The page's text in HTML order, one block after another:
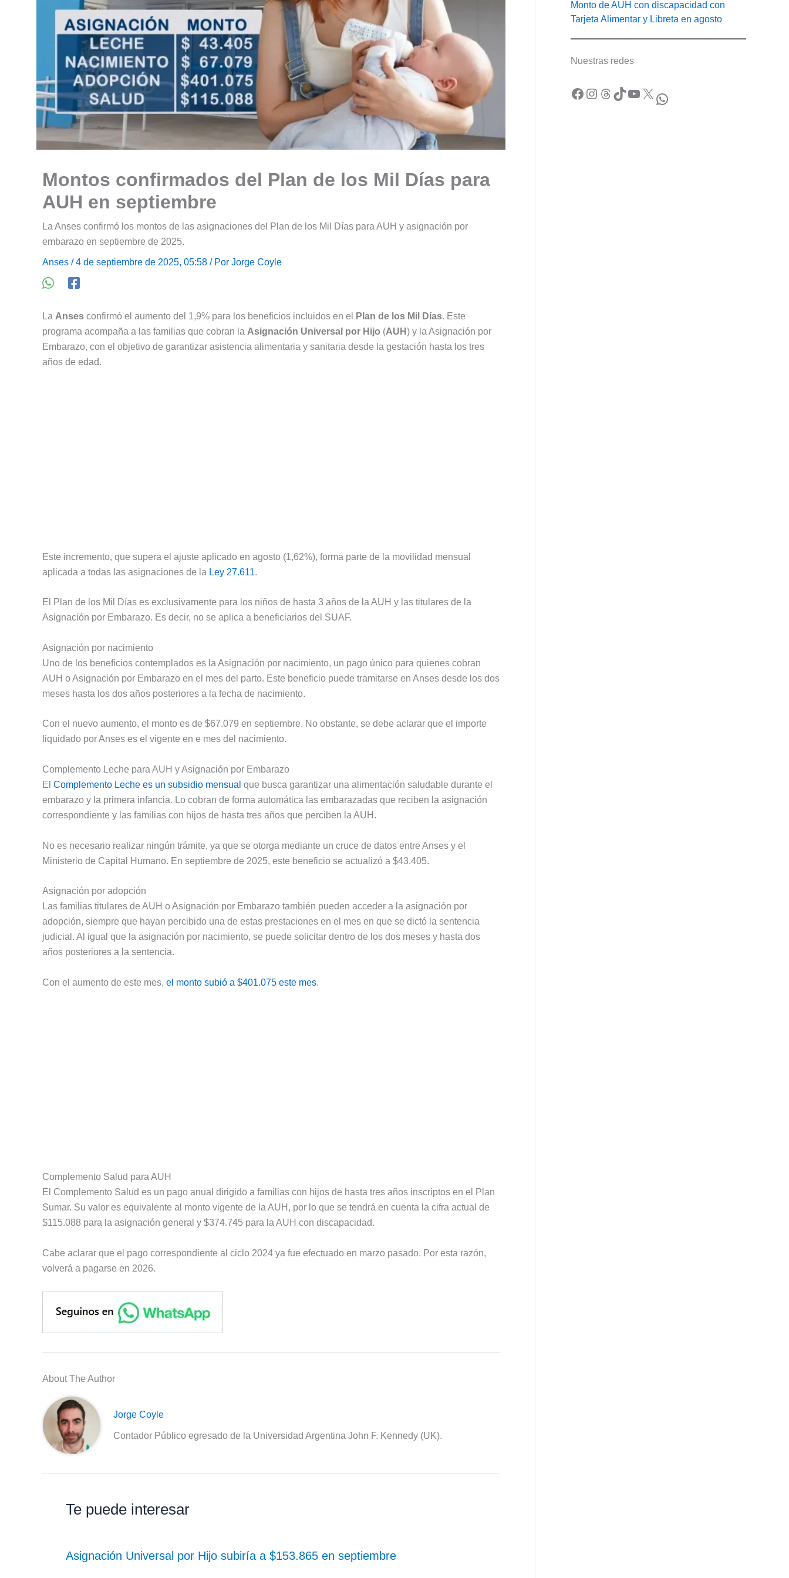
Montos confirmados del Plan de los Mil Días para
AUH en septiembre
La Anses confirmó los montos de las asignaciones del Plan de los Mil Días para AUH y asignación por
embarazo en septiembre de 2025.
Anses / 4 de septiembre de 2025, 05:58 / Por Jorge Coyle
La Anses confirmó el aumento del 1,9% para los beneficios incluidos en el Plan de los Mil Días. Este
programa acompaña a las familias que cobran la Asignación Universal por Hijo (AUH ) y la Asignación por
Embarazo, con el objetivo de garantizar asistencia alimentaria y sanitaria desde la gestación hasta los tres
años de edad.
Este incremento, que supera el ajuste aplicado en agosto (1,62%), forma parte de la movilidad mensual
aplicada a todas las asignaciones de la Ley 27.611.
El Plan de los Mil Días es exclusivamente para los niños de hasta 3 años de la AUH y las titulares de la
Asignación por Embarazo. Es decir, no se aplica a beneficiarios del SUAF.
Asignación por nacimiento
Uno de los beneficios contemplados es la Asignación por nacimiento, un pago único para quienes cobran
AUH o Asignación por Embarazo en el mes del parto. Este beneficio puede tramitarse en Anses desde los dos
meses hasta los dos años posteriores a la fecha de nacimiento.
Con el nuevo aumento, el monto es de $67.079 en septiembre. No obstante, se debe aclarar que el importe
liquidado por Anses es el vigente en e mes del nacimiento.
Complemento Leche para AUH y Asignación por Embarazo
El Complemento Leche es un subsidio mensual que busca garantizar una alimentación saludable durante el
embarazo y la primera infancia. Lo cobran de forma automática las embarazadas que reciben la asignación
correspondiente y las familias con hijos de hasta tres años que perciben la AUH.
No es necesario realizar ningún trámite, ya que se otorga mediante un cruce de datos entre Anses y el
Ministerio de Capital Humano. En septiembre de 2025, este beneficio se actualizó a $43.405.
Asignación por adopción
Las familias titulares de AUH o Asignación por Embarazo también pueden acceder a la asignación por
adopción, siempre que hayan percibido una de estas prestaciones en el mes en que se dictó la sentencia
judicial. Al igual que la asignación por nacimiento, se puede solicitar dentro de los dos meses y hasta dos
años posteriores a la sentencia.
Con el aumento de este mes, el monto subió a $401.075 este mes.
Complemento Salud para AUH
El Complemento Salud es un pago anual dirigido a familias con hijos de hasta tres años inscriptos en el Plan
Sumar. Su valor es equivalente al monto vigente de la AUH, por lo que se tendrá en cuenta la cifra actual de
$115.088 para la asignación general y $374.745 para la AUH con discapacidad.
Cabe aclarar que el pago correspondiente al ciclo 2024 ya fue efectuado en marzo pasado. Por esta razón,
volverá a pagarse en 2026.
About The Author
Jorge Coyle
Contador Público egresado de la Universidad Argentina John F. Kennedy (UK).
Te puede interesar
Asignación Universal por Hijo subiría a $153.865 en septiembre
Monto de AUH con discapacidad con
Tarjeta Alimentar y Libreta en agosto
Nuestras redes
Facebook Instagram Threads TikTok YouTube X WhatsApp